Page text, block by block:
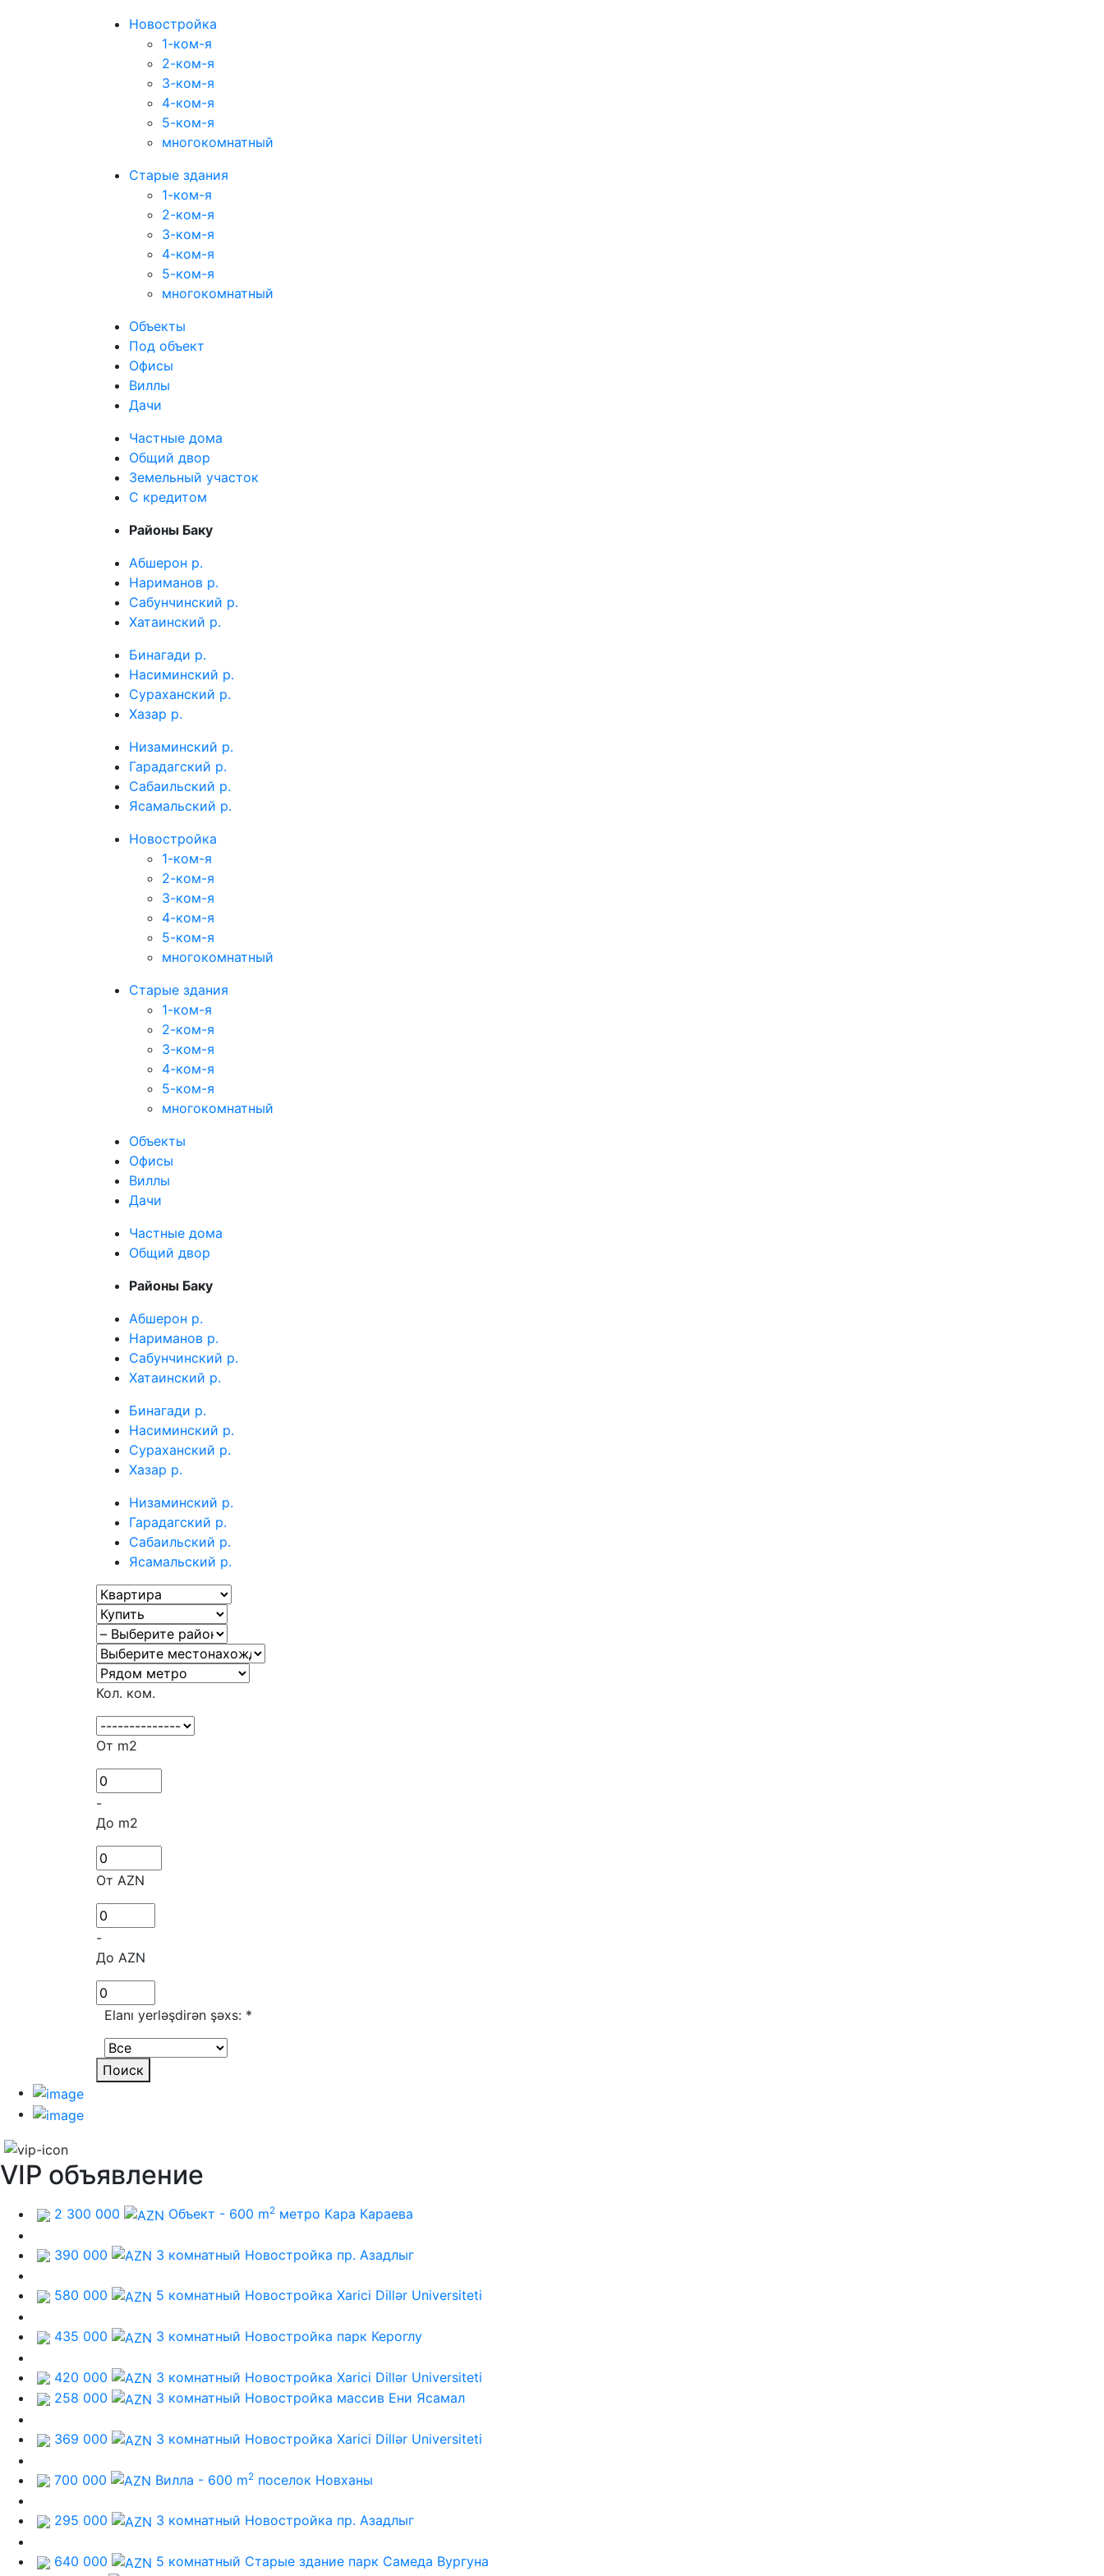
Новостройка
1-ком-я
2-ком-я
3-ком-я
4-ком-я
5-ком-я
многокомнатный
Старые здания
1-ком-я
2-ком-я
3-ком-я
4-ком-я
5-ком-я
многокомнатный
Объекты
Под объект
Офисы
Виллы
Дачи
Частные дома
Общий двор
Земельный участок
C кредитом
Районы Баку
Абшерон р.
Нариманов р.
Сабунчинский р.
Хатаинский р.
Бинагади р.
Насиминский р.
Сураханский р.
Хазар р.
Низаминский р.
Гарадагский р.
Сабаильский р.
Ясамальский р.
Новостройка
1-ком-я
2-ком-я
3-ком-я
4-ком-я
5-ком-я
многокомнатный
Старые здания
1-ком-я
2-ком-я
3-ком-я
4-ком-я
5-ком-я
многокомнатный
Объекты
Офисы
Виллы
Дачи
Частные дома
Общий двор
Районы Баку
Абшерон р.
Нариманов р.
Сабунчинский р.
Хатаинский р.
Бинагади р.
Насиминский р.
Сураханский р.
Хазар р.
Низаминский р.
Гарадагский р.
Сабаильский р.
Ясамальский р.
Кол. ком.
От m2
-
До m2
От AZN
-
До AZN
Elanı yerləşdirən şəxs: *
Поиск
VIP объявление
2 300 000 Объект - 600 m2 метро Кара Караева
390 000 3 комнатный Новостройка пр. Азадлыг
580 000 5 комнатный Новостройка Xarici Dillər Universiteti
435 000 3 комнатный Новостройка парк Кероглу
420 000 3 комнатный Новостройка Xarici Dillər Universiteti
258 000
3 комнатный Новостройка массив Ени Ясамал
369 000 3 комнатный Новостройка Xarici Dillər Universiteti
700 000 Вилла - 600 m2 поселок Новханы
295 000 3 комнатный Новостройка пр. Азадлыг
640 000 5 комнатный Старые здание парк Самеда Вургуна